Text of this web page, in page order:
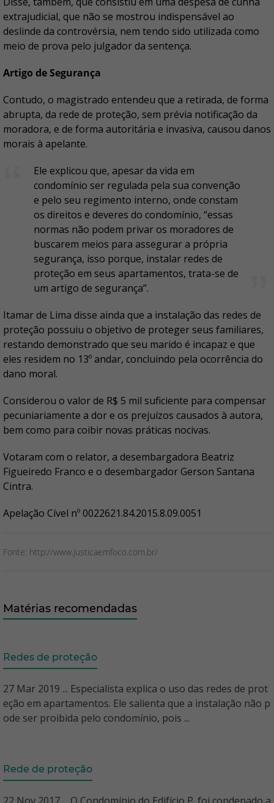
extrajudicial, que não se mostrou indispensável ao
deslinde da controvérsia, nem tendo sido utilizada como
meio de prova pelo julgador da sentença.
Artigo de Segurança
Contudo, o magistrado entendeu que a retirada, de forma
abrupta, da rede de proteção, sem prévia notificação da
moradora, e de forma autoritária e invasiva, causou danos
morais à apelante.
Ele explicou que, apesar da vida em
condomínio ser regulada pela sua convenção
e pelo seu regimento interno, onde constam
os direitos e deveres do condomínio, “essas
normas não podem privar os moradores de
buscarem meios para assegurar a própria
segurança, isso porque, instalar redes de
proteção em seus apartamentos, trata-se de
um artigo de segurança”.
Itamar de Lima disse ainda que a instalação das redes de
proteção possuiu o objetivo de proteger seus familiares,
restando demonstrado que seu marido é incapaz e que
eles residem no 13º andar, concluindo pela ocorrência do
dano moral.
Considerou o valor de R$ 5 mil suficiente para compensar
pecuniariamente a dor e os prejuízos causados à autora,
bem como para coibir novas práticas nocivas.
Votaram com o relator, a desembargadora Beatriz
Figueiredo Franco e o desembargador Gerson Santana
Cintra.
Apelação Cível nº 0022621.84.2015.8.09.0051
Fonte: http://www.justicaemfoco.com.br/
Matérias recomendadas
Redes de proteção
27 Mar 2019 ... Especialista explica o uso das redes de prot
eção em apartamentos. Ele salienta que a instalação não p
ode ser proibida pelo condomínio, pois ...
Rede de proteção